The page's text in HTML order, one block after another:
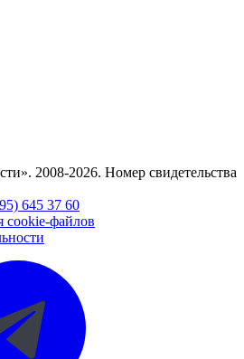
2008-2026. Номер свидетельства
645 37 60
cookie-файлов